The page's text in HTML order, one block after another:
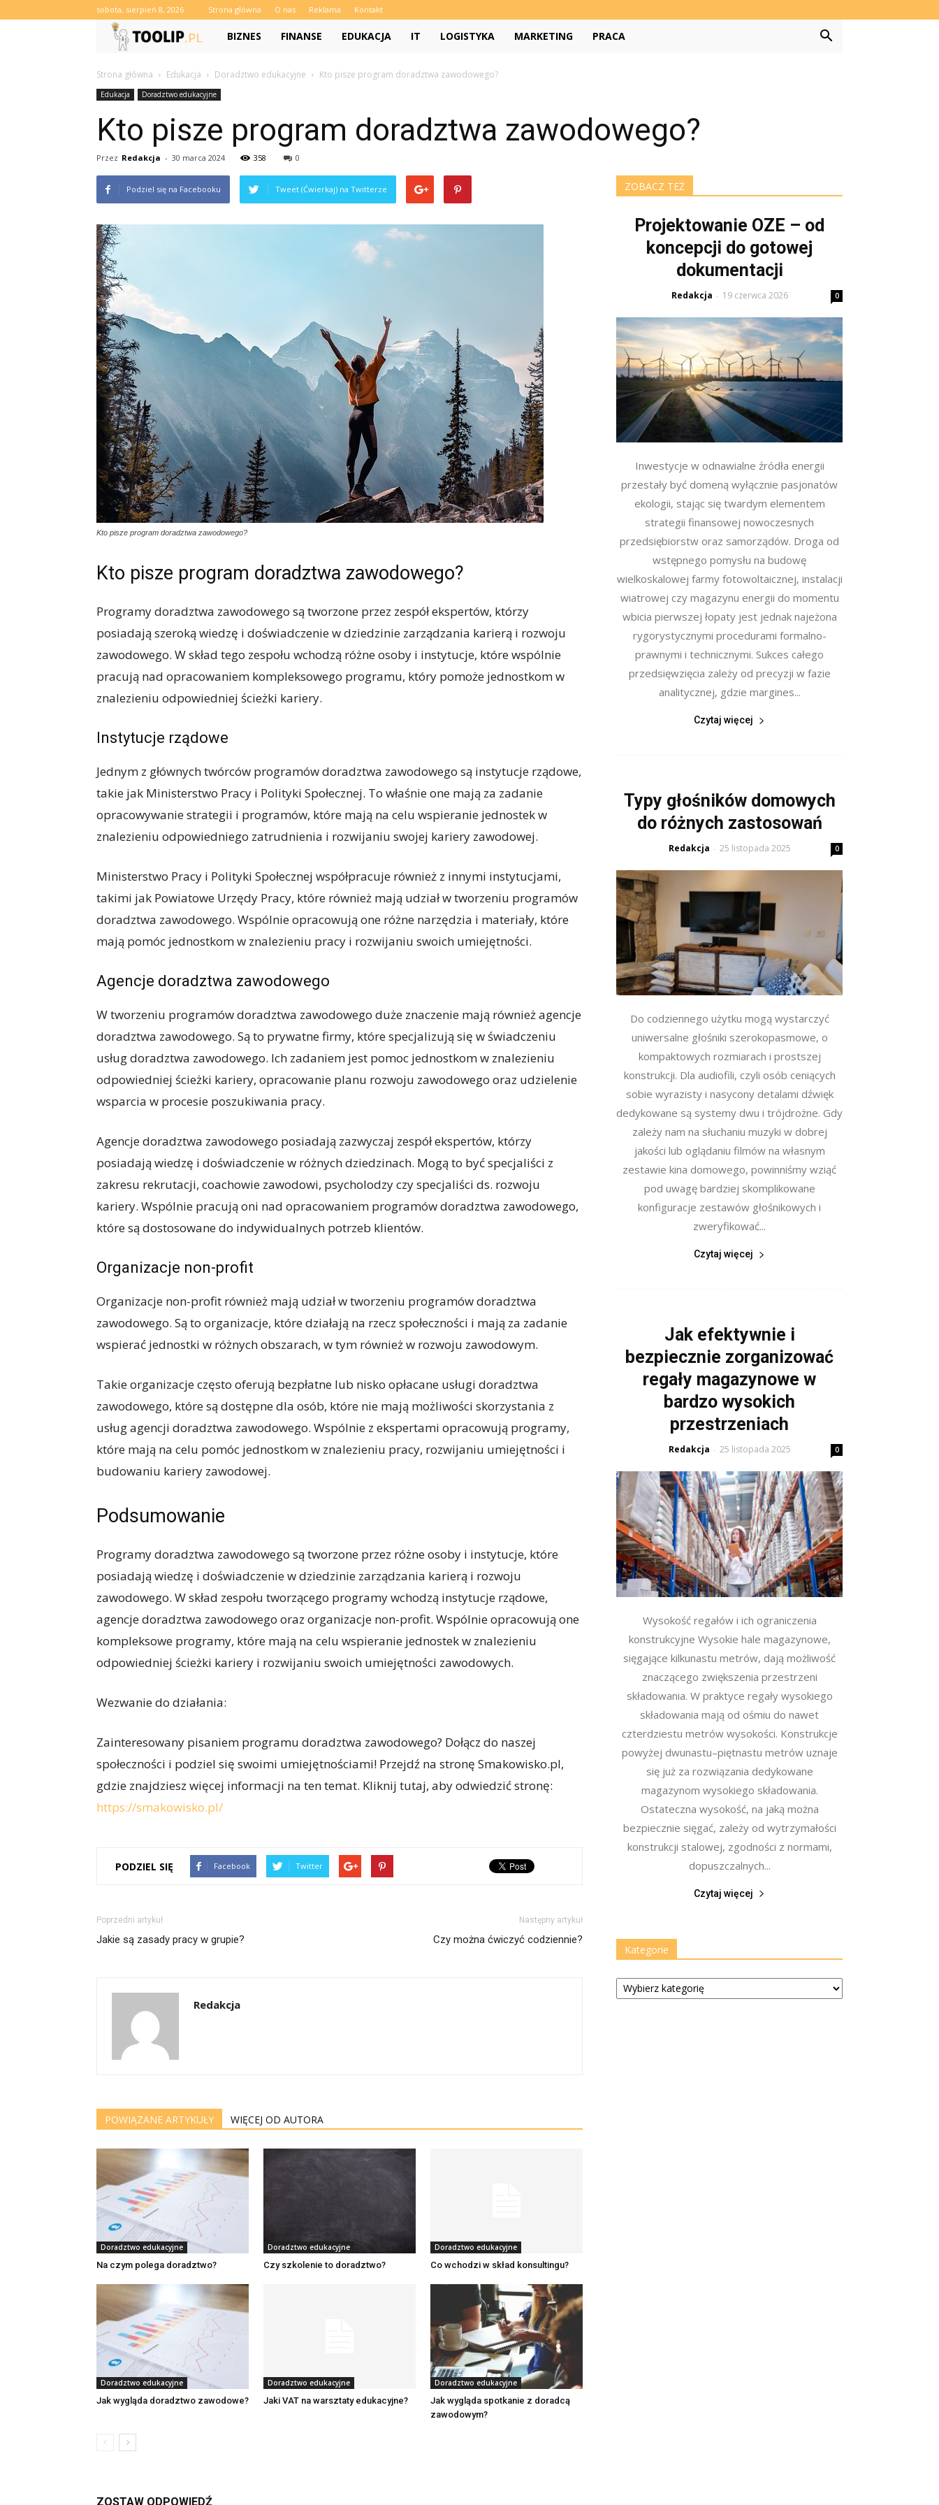
sobota, sierpień 8, 2026 Strona główna O nas Reklama Kontakt
Toolip.pl
BIZNES FINANSE EDUKACJA IT LOGISTYKA MARKETING PRACA
Strona główna Edukacja Doradztwo edukacyjne Kto pisze program doradztwa zawodowego?
Edukacja Doradztwo edukacyjne
Kto pisze program doradztwa zawodowego?
Przez Redakcja - 30 marca 2024 358 0
Podziel się na Facebooku Tweet (Ćwierkaj) na Twitterze
Kto pisze program doradztwa zawodowego?
Kto pisze program doradztwa zawodowego?
Programy doradztwa zawodowego są tworzone przez zespół ekspertów, którzy
posiadają szeroką wiedzę i doświadczenie w dziedzinie zarządzania karierą i rozwoju
zawodowego. W skład tego zespołu wchodzą różne osoby i instytucje, które wspólnie
pracują nad opracowaniem kompleksowego programu, który pomoże jednostkom w
znalezieniu odpowiedniej ścieżki kariery.
Instytucje rządowe
Jednym z głównych twórców programów doradztwa zawodowego są instytucje rządowe,
takie jak Ministerstwo Pracy i Polityki Społecznej. To właśnie one mają za zadanie
opracowywanie strategii i programów, które mają na celu wspieranie jednostek w
znalezieniu odpowiedniego zatrudnienia i rozwijaniu swojej kariery zawodowej.
Ministerstwo Pracy i Polityki Społecznej współpracuje również z innymi instytucjami,
takimi jak Powiatowe Urzędy Pracy, które również mają udział w tworzeniu programów
doradztwa zawodowego. Wspólnie opracowują one różne narzędzia i materiały, które
mają pomóc jednostkom w znalezieniu pracy i rozwijaniu swoich umiejętności.
Agencje doradztwa zawodowego
W tworzeniu programów doradztwa zawodowego duże znaczenie mają również agencje
doradztwa zawodowego. Są to prywatne firmy, które specjalizują się w świadczeniu
usług doradztwa zawodowego. Ich zadaniem jest pomoc jednostkom w znalezieniu
odpowiedniej ścieżki kariery, opracowanie planu rozwoju zawodowego oraz udzielenie
wsparcia w procesie poszukiwania pracy.
Agencje doradztwa zawodowego posiadają zazwyczaj zespół ekspertów, którzy
posiadają wiedzę i doświadczenie w różnych dziedzinach. Mogą to być specjaliści z
zakresu rekrutacji, coachowie zawodowi, psycholodzy czy specjaliści ds. rozwoju
kariery. Wspólnie pracują oni nad opracowaniem programów doradztwa zawodowego,
które są dostosowane do indywidualnych potrzeb klientów.
Organizacje non-profit
Organizacje non-profit również mają udział w tworzeniu programów doradztwa
zawodowego. Są to organizacje, które działają na rzecz społeczności i mają za zadanie
wspierać jednostki w różnych obszarach, w tym również w rozwoju zawodowym.
Takie organizacje często oferują bezpłatne lub nisko opłacane usługi doradztwa
zawodowego, które są dostępne dla osób, które nie mają możliwości skorzystania z
usług agencji doradztwa zawodowego. Wspólnie z ekspertami opracowują programy,
które mają na celu pomóc jednostkom w znalezieniu pracy, rozwijaniu umiejętności i
budowaniu kariery zawodowej.
Podsumowanie
Programy doradztwa zawodowego są tworzone przez różne osoby i instytucje, które
posiadają wiedzę i doświadczenie w dziedzinie zarządzania karierą i rozwoju
zawodowego. W skład zespołu tworzącego programy wchodzą instytucje rządowe,
agencje doradztwa zawodowego oraz organizacje non-profit. Wspólnie opracowują one
kompleksowe programy, które mają na celu wspieranie jednostek w znalezieniu
odpowiedniej ścieżki kariery i rozwijaniu swoich umiejętności zawodowych.
Wezwanie do działania:
Zainteresowany pisaniem programu doradztwa zawodowego? Dołącz do naszej
społeczności i podziel się swoimi umiejętnościami! Przejdź na stronę Smakowisko.pl,
gdzie znajdziesz więcej informacji na ten temat. Kliknij tutaj, aby odwiedzić stronę:
https://smakowisko.pl/
PODZIEL SIĘ Facebook Twitter
Poprzedni artykuł
Jakie są zasady pracy w grupie?
Następny artykuł
Czy można ćwiczyć codziennie?
Redakcja
POWIĄZANE ARTYKUŁY WIĘCEJ OD AUTORA
Doradztwo edukacyjne
Na czym polega doradztwo?
Doradztwo edukacyjne
Czy szkolenie to doradztwo?
Doradztwo edukacyjne
Co wchodzi w skład konsultingu?
Doradztwo edukacyjne
Jak wygląda doradztwo zawodowe?
Doradztwo edukacyjne
Jaki VAT na warsztaty edukacyjne?
Doradztwo edukacyjne
Jak wygląda spotkanie z doradcą
zawodowym?
ZOSTAW ODPOWIEDŹ
ZOBACZ TEŻ
Projektowanie OZE – od
koncepcji do gotowej
dokumentacji
Redakcja - 19 czerwca 2026 0
Inwestycje w odnawialne źródła energii
przestały być domeną wyłącznie pasjonatów
ekologii, stając się twardym elementem
strategii finansowej nowoczesnych
przedsiębiorstw oraz samorządów. Droga od
wstępnego pomysłu na budowę
wielkoskalowej farmy fotowoltaicznej, instalacji
wiatrowej czy magazynu energii do momentu
wbicia pierwszej łopaty jest jednak najeżona
rygorystycznymi procedurami formalno-
prawnymi i technicznymi. Sukces całego
przedsięwzięcia zależy od precyzji w fazie
analitycznej, gdzie margines...
Czytaj więcej
Typy głośników domowych
do różnych zastosowań
Redakcja - 25 listopada 2025 0
Do codziennego użytku mogą wystarczyć
uniwersalne głośniki szerokopasmowe, o
kompaktowych rozmiarach i prostszej
konstrukcji. Dla audiofili, czyli osób ceniących
sobie wyrazisty i nasycony detalami dźwięk
dedykowane są systemy dwu i trójdrożne. Gdy
zależy nam na słuchaniu muzyki w dobrej
jakości lub oglądaniu filmów na własnym
zestawie kina domowego, powinniśmy wziąć
pod uwagę bardziej skomplikowane
konfiguracje zestawów głośnikowych i
zweryfikować...
Czytaj więcej
Jak efektywnie i
bezpiecznie zorganizować
regały magazynowe w
bardzo wysokich
przestrzeniach
Redakcja - 25 listopada 2025 0
Wysokość regałów i ich ograniczenia
konstrukcyjne Wysokie hale magazynowe,
sięgające kilkunastu metrów, dają możliwość
znaczącego zwiększenia przestrzeni
składowania. W praktyce regały wysokiego
składowania mają od ośmiu do nawet
czterdziestu metrów wysokości. Konstrukcje
powyżej dwunastu–piętnastu metrów uznaje
się już za rozwiązania dedykowane
magazynom wysokiego składowania.
Ostateczna wysokość, na jaką można
bezpiecznie sięgać, zależy od wytrzymałości
konstrukcji stalowej, zgodności z normami,
dopuszczalnych...
Czytaj więcej
Kategorie
Kategorie